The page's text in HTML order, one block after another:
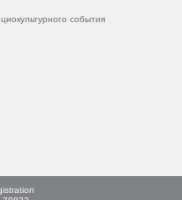
события